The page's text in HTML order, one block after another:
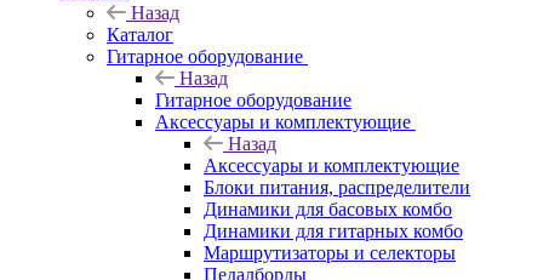
Назад
Каталог
Гитарное оборудование
Назад
Гитарное оборудование
Аксессуары и комплектующие
Назад
Аксессуары и комплектующие
Блоки питания, распределители
Динамики для басовых комбо
Динамики для гитарных комбо
Маршрутизаторы и селекторы
Педалборды